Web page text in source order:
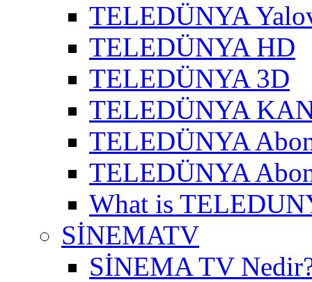
TELEDÜNYA
TELEDÜNYA HD
TELEDÜNYA 3D
TELEDÜNYA
TELEDÜNYA
TELEDÜNYA
What is
SİNEMATV
SİNEMA TV